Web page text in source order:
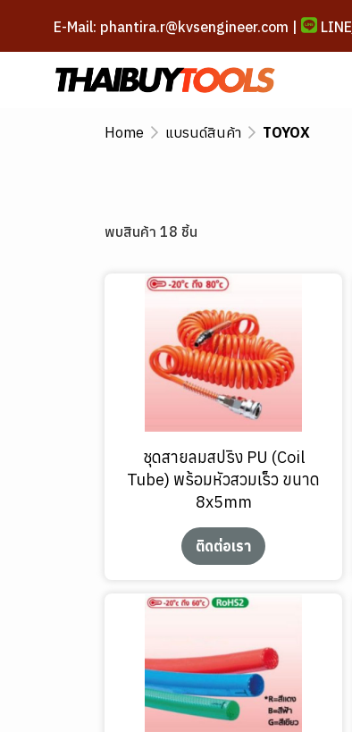
E-Mail: phantira.r@kvsengineer.com | LINE
Home แบรนด์สินค้า TOYOX
พบสินค้า 18 ชิ้น
ชุดสายลมสปริง PU (Coil
Tube) พร้อมหัวสวมเร็ว ขนาด
8x5mm
ติดต่อเรา